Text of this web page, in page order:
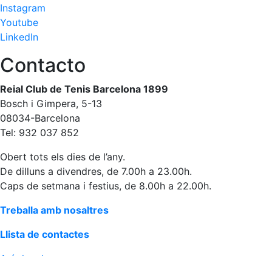
Instagram
Youtube
LinkedIn
Contacto
Reial Club de Tenis Barcelona 1899
Bosch i Gimpera, 5-13
08034-Barcelona
Tel: 932 037 852
Obert tots els dies de l’any.
De dilluns a divendres, de 7.00h a 23.00h.
Caps de setmana i festius, de 8.00h a 22.00h.
Treballa amb nosaltres
Llista de contactes